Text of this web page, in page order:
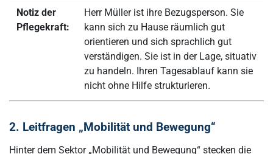
Notiz der
Pflegekraft:
Herr Müller ist ihre Bezugsperson. Sie
kann sich zu Hause räumlich gut
orientieren und sich sprachlich gut
verständigen. Sie ist in der Lage, situativ
zu handeln. Ihren Tagesablauf kann sie
nicht ohne Hilfe strukturieren.
2. Leitfragen „Mobilität und Bewegung“
Hinter dem Sektor „Mobilität und Bewegung“ stecken die